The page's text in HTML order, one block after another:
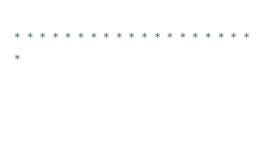
＊＊＊＊＊＊＊＊ ＊＊＊＊＊＊ ＊ ＊＊＊＊
＊